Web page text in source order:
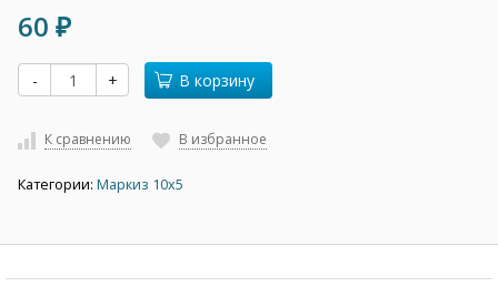
60 ₽
- + В корзину
К сравнению В избранное
Категории: Маркиз 10х5